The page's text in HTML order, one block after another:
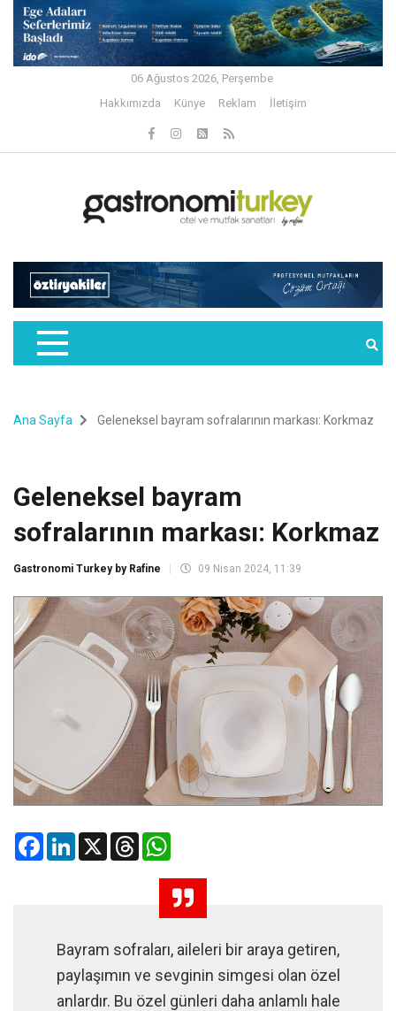
06 Ağustos 2026, Perşembe
Hakkımızda
Künye Reklam İletişim
Ana Sayfa Geleneksel bayram sofralarının markası: Korkmaz
Geleneksel bayram
sofralarının markası: Korkmaz
Gastronomi Turkey by Rafine 09 Nisan 2024, 11:39
FacebookLinkedIn
X Threads
Bayram sofraları, aileleri bir araya getiren,
paylaşımın ve sevginin simgesi olan özel
anlardır. Bu özel günleri daha anlamlı hale